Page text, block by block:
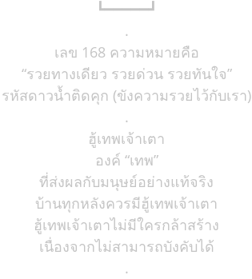
┗━━━━━┛
.
เลข 168 ความหมายคือ
“รวยทางเดียว รวยด่วน รวยทันใจ”
รหัสดาวน้ำติดคุก (ขังความรวยไว้กับเรา)
.
ฮู้เทพเจ้าเตา
องค์ “เทพ”
ที่ส่งผลกับมนุษย์อย่างแท้จริง
บ้านทุกหลังควรมีฮู้เทพเจ้าเตา
ฮู้เทพเจ้าเตาไม่มีใครกล้าสร้าง
เนื่องจากไม่สามารถบังคับได้
.